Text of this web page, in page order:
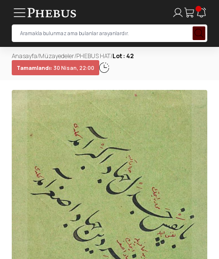
Anasayfa/Müzayedeler/PHEBUS HAT/Lot : 42
Tamamlandı: 30 Nisan, 22:00